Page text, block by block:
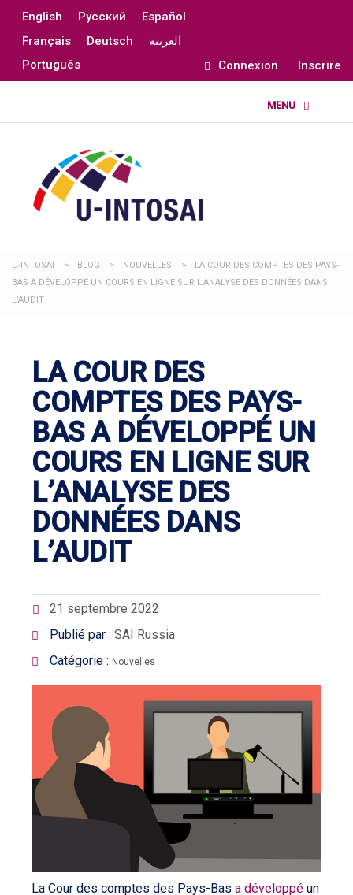
English Русский
Español
Français
Deutsch
العربية
Português
Connexion Inscrire
U-INTOSAI > BLOG > NOUVELLES >
LA COUR DES COMPTES DES PAYS-
BAS A DÉVELOPPÉ UN COURS EN LIGNE SUR L’ANALYSE DES DONNÉES DANS
L’AUDIT
LA COUR DES
COMPTES DES PAYS-
BAS A DÉVELOPPÉ UN
COURS EN LIGNE SUR
L’ANALYSE DES
DONNÉES DANS
L’AUDIT
21 septembre 2022
Publié par : SAI Russia
Catégorie : Nouvelles
La Cour des comptes des Pays-Bas a développé un